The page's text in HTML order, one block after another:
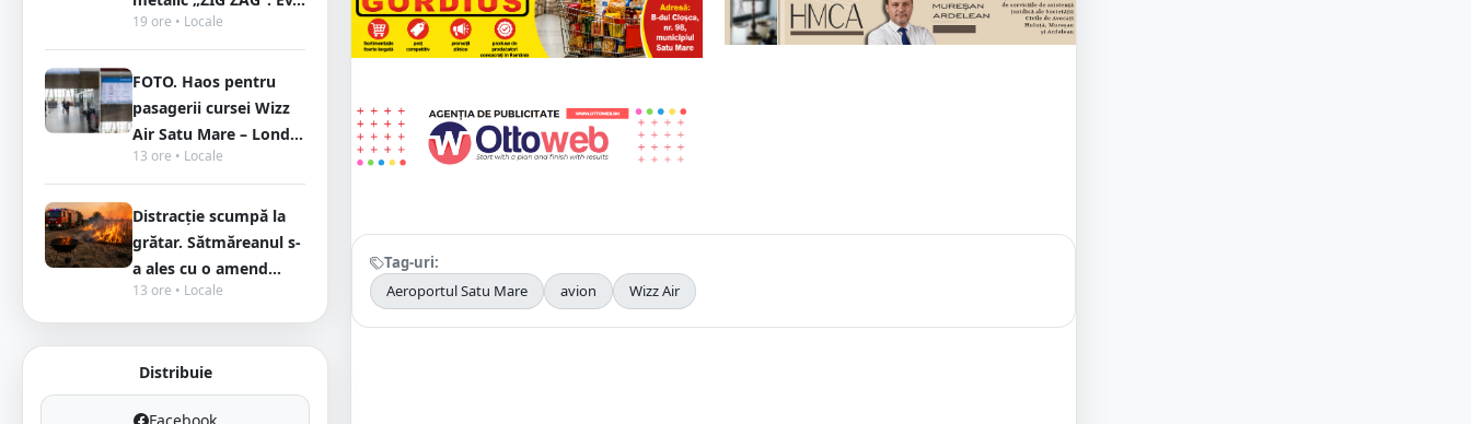
19 ore • Locale
FOTO. Haos pentru
pasagerii cursei Wizz
Air Satu Mare – Lond...
13 ore • Locale
Distracție scumpă la
grătar. Sătmăreanul s-
a ales cu o amend...
13 ore • Locale
Distribuie
Tag-uri:
Aeroportul Satu Mare
avion Wizz Air